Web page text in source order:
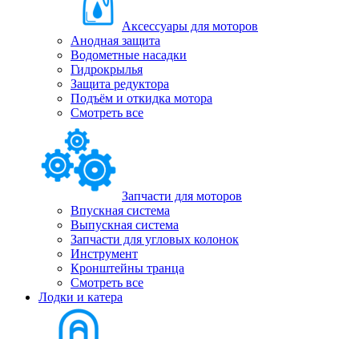
Аксессуары для моторов
Анодная защита
Водометные насадки
Гидрокрылья
Защита редуктора
Подъём и откидка мотора
Смотреть все
Запчасти для моторов
Впускная система
Выпускная система
Запчасти для угловых колонок
Инструмент
Кронштейны транца
Смотреть все
Лодки и катера